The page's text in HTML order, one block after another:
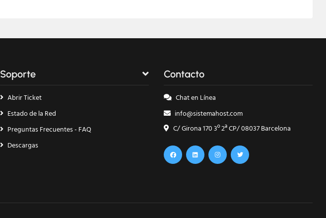
Soporte
Abrir Ticket
Estado de la Red
Preguntas Frecuentes - FAQ
Descargas
Contacto
Chat en Línea
info@sistemahost.com
C/ Girona 170 3º 2ª CP/ 08037 Barcelona